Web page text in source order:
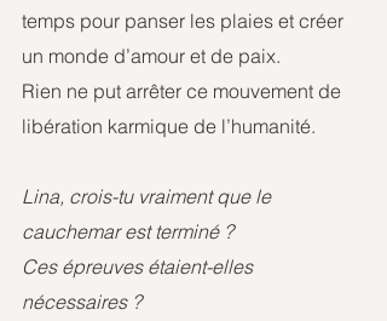
temps pour panser les plaies et créer
un monde d’amour et de paix.
Rien ne put arrêter ce mouvement de
libération karmique de l’humanité.
Lina, crois-tu vraiment que le
cauchemar est terminé ?
Ces épreuves étaient-elles
nécessaires ?